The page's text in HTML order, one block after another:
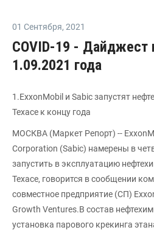
01 Сентября, 2021
COVID-19 - Дайджест
1.09.2021 года
1.ExxonMobil и Sabic запустят
Техасе к концу года
МОСКВА (Маркет Репорт) --
Corporation (Sabic) намерены в
запустить в эксплуатацию
Техасе, говорится в сообщении
совместное предприятие (СП)
Growth Ventures.В состав
установка парового крекинга